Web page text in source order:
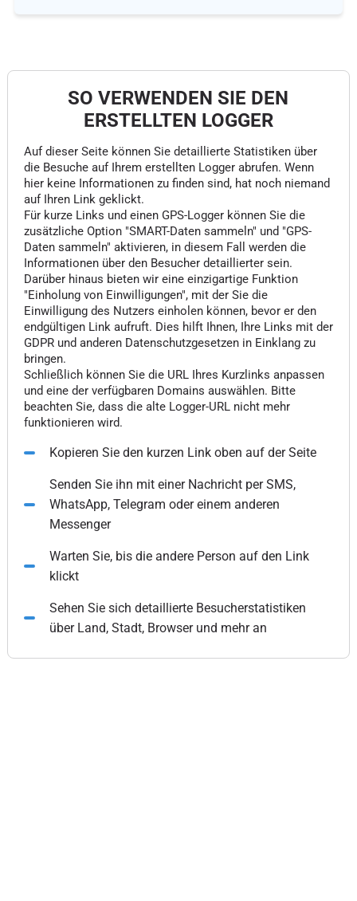
SO VERWENDEN SIE DEN
ERSTELLTEN LOGGER
Auf dieser Seite können Sie detaillierte Statistiken über
die Besuche auf Ihrem erstellten Logger abrufen. Wenn
hier keine Informationen zu finden sind, hat noch niemand
auf Ihren Link geklickt.
Für kurze Links und einen GPS-Logger können Sie die
zusätzliche Option "SMART-Daten sammeln" und "GPS-
Daten sammeln" aktivieren, in diesem Fall werden die
Informationen über den Besucher detaillierter sein.
Darüber hinaus bieten wir eine einzigartige Funktion
"Einholung von Einwilligungen", mit der Sie die
Einwilligung des Nutzers einholen können, bevor er den
endgültigen Link aufruft. Dies hilft Ihnen, Ihre Links mit der
GDPR und anderen Datenschutzgesetzen in Einklang zu
bringen.
Schließlich können Sie die URL Ihres Kurzlinks anpassen
und eine der verfügbaren Domains auswählen. Bitte
beachten Sie, dass die alte Logger-URL nicht mehr
funktionieren wird.
Kopieren Sie den kurzen Link oben auf der Seite
Senden Sie ihn mit einer Nachricht per SMS,
WhatsApp, Telegram oder einem anderen
Messenger
Warten Sie, bis die andere Person auf den Link
klickt
Sehen Sie sich detaillierte Besucherstatistiken
über Land, Stadt, Browser und mehr an